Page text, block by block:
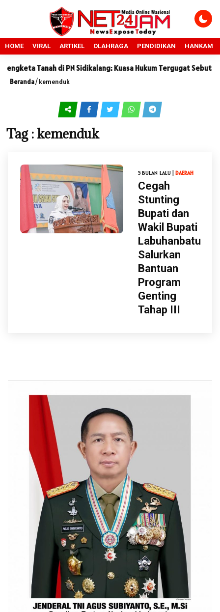
HOME VIRAL ARTIKEL OLAHRAGA PENDIDIKAN HANKAM
Tanah di PN Sidikalang: Kuasa Hukum Tergugat Sebut
Beranda/kemenduk
Tag : kemenduk
5 BULAN LALU | DAERAH
Cegah
Stunting
Bupati dan
Wakil Bupati
Labuhanbatu
Salurkan
Bantuan
Program
Genting
Tahap III